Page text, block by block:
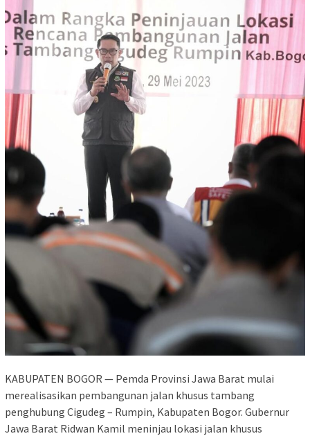
KABUPATEN BOGOR — Pemda Provinsi Jawa Barat mulai
merealisasikan pembangunan jalan khusus tambang
penghubung Cigudeg – Rumpin, Kabupaten Bogor. Gubernur
Jawa Barat Ridwan Kamil meninjau lokasi jalan khusus